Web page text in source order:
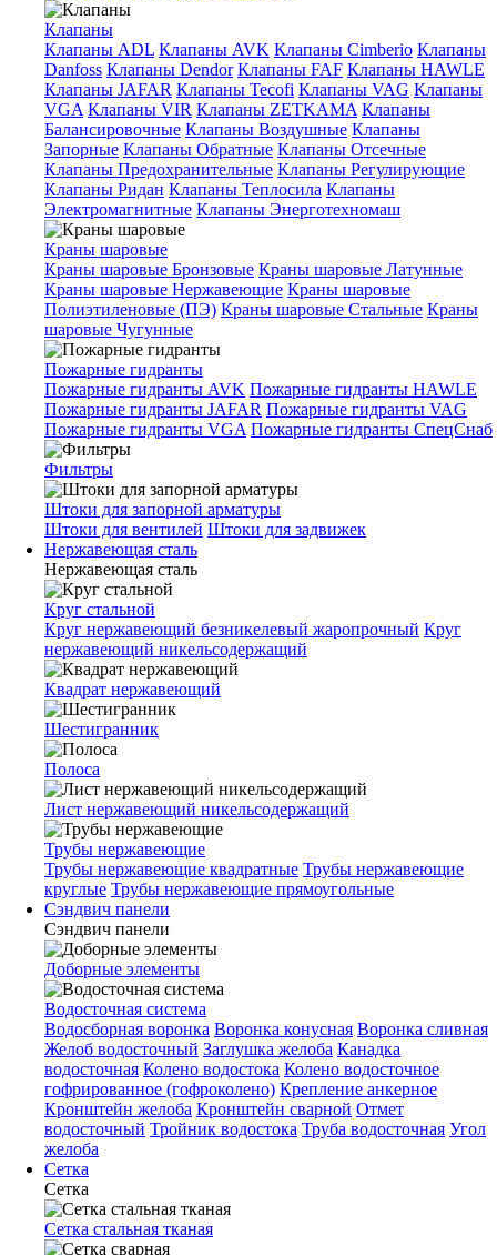
Клапаны
Клапаны ADL Клапаны AVK Клапаны Cimberio Клапаны
Danfoss Клапаны Dendor Клапаны FAF Клапаны HAWLE
Клапаны JAFAR Клапаны Tecofi Клапаны VAG Клапаны
VGA Клапаны VIR Клапаны ZETKAMA Клапаны
Балансировочные Клапаны Воздушные Клапаны
Запорные Клапаны Обратные Клапаны Отсечные
Клапаны Предохранительные Клапаны Регулирующие
Клапаны Ридан Клапаны Теплосила Клапаны
Электромагнитные Клапаны Энерготехномаш
Краны шаровые
Краны шаровые Бронзовые Краны шаровые Латунные
Краны шаровые Нержавеющие Краны шаровые
Полиэтиленовые (ПЭ) Краны шаровые Стальные Краны
шаровые Чугунные
Пожарные гидранты
Пожарные гидранты AVK Пожарные гидранты HAWLE
Пожарные гидранты JAFAR Пожарные гидранты VAG
Пожарные гидранты VGA Пожарные гидранты СпецСнаб
Фильтры
Штоки для запорной арматуры
Штоки для вентилей Штоки для задвижек
Нержавеющая сталь
Нержавеющая сталь
Круг стальной
Круг нержавеющий безникелевый жаропрочный Круг
нержавеющий никельсодержащий
Квадрат нержавеющий
Шестигранник
Полоса
Лист нержавеющий никельсодержащий
Трубы нержавеющие
Трубы нержавеющие квадратные Трубы нержавеющие
круглые Трубы нержавеющие прямоугольные
Сэндвич панели
Сэндвич панели
Доборные элементы
Водосточная система
Водосборная воронка Воронка конусная Воронка сливная
Желоб водосточный Заглушка желоба Канадка
водосточная Колено водостока Колено водосточное
гофрированное (гофроколено) Крепление анкерное
Кронштейн желоба Кронштейн сварной Отмет
водосточный Тройник водостока Труба водосточная Угол
желоба
Сетка
Сетка
Сетка стальная тканая